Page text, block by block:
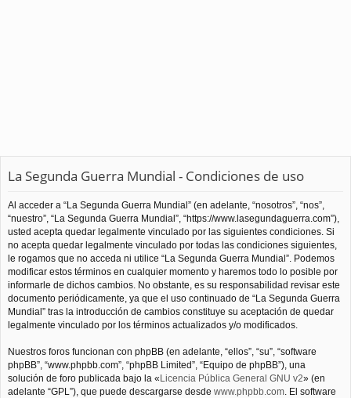
La Segunda Guerra Mundial - Condiciones de uso
Al acceder a “La Segunda Guerra Mundial” (en adelante, “nosotros”, “nos”,
“nuestro”, “La Segunda Guerra Mundial”, “https://www.lasegundaguerra.com”),
usted acepta quedar legalmente vinculado por las siguientes condiciones. Si
no acepta quedar legalmente vinculado por todas las condiciones siguientes,
le rogamos que no acceda ni utilice “La Segunda Guerra Mundial”. Podemos
modificar estos términos en cualquier momento y haremos todo lo posible por
informarle de dichos cambios. No obstante, es su responsabilidad revisar este
documento periódicamente, ya que el uso continuado de “La Segunda Guerra
Mundial” tras la introducción de cambios constituye su aceptación de quedar
legalmente vinculado por los términos actualizados y/o modificados.
Nuestros foros funcionan con phpBB (en adelante, “ellos”, “su”, “software
phpBB”, “www.phpbb.com”, “phpBB Limited”, “Equipo de phpBB”), una
solución de foro publicada bajo la «Licencia Pública General GNU v2» (en
adelante “GPL”), que puede descargarse desde www.phpbb.com. El software